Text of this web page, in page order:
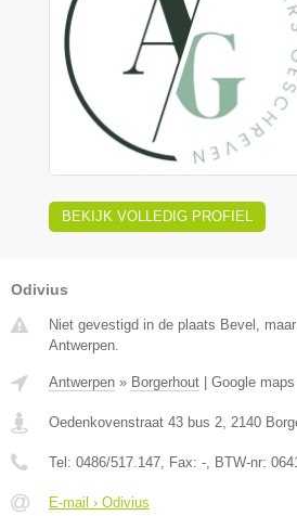
BEKIJK VOLLEDIG PROFIEL
Odivius
Niet gevestigd in de plaats Bevel,
Antwerpen.
Antwerpen » Borgerhout | Google maps
Oedenkovenstraat 43 bus 2 2140
Tel: 0486/517.147 , Fax: - , BTW-nr:
E-mail › Odivius